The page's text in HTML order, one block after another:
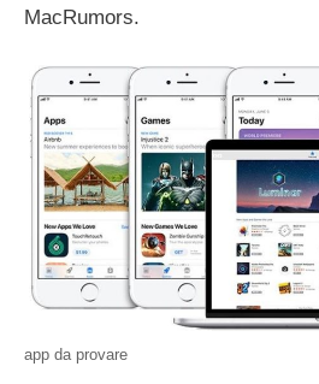
MacRumors.
app da provare